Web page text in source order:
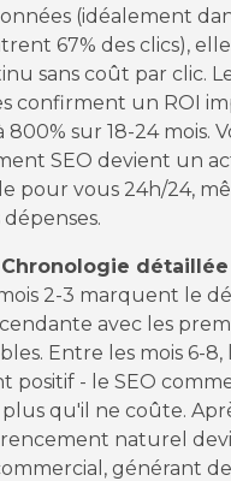
(idéalement
67% des clics),
sans coût par clic.
confirment un ROI
800% sur 18-24 mois.
SEO devient un
pour vous 24h/24,
2-3 marquent le
avec les
Entre les mois 6-
positif - le SEO
qu'il ne coûte.
naturel
générant